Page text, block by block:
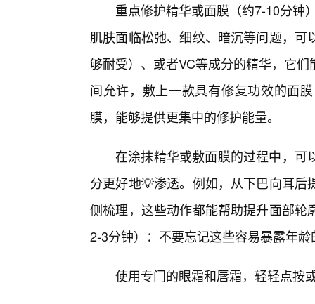
重点修护精华或面膜（约7-10分钟
肌肤面临松弛、细纹、暗沉等问题，
够耐受）、或者VC等成分的精华，它
间允许，敷上一款具有修复功效的面
膜，能够提供更集中的修护能量。
在涂抹精华或敷面膜的过程中，可
分更好地💡渗透。例如，从下巴向耳
侧梳理，这些动作都能帮助提升面部
2-3分钟）：不要忘记这些容易暴露年
使用专门的眼霜和唇霜，轻轻点按